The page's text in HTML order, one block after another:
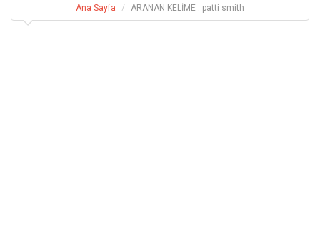
Ana Sayfa ARANAN KELİME : patti smith